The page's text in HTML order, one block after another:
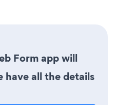
Form app will
have all the details